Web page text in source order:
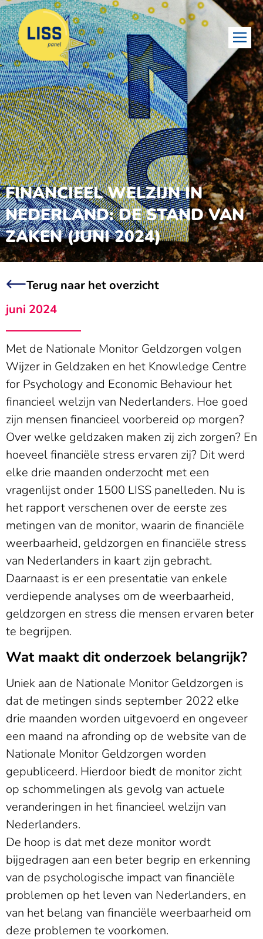
FINANCIEEL WELZIJN IN
NEDERLAND: DE STAND VAN
ZAKEN (JUNI 2024)
Terug naar het overzicht
juni 2024
Met de Nationale Monitor Geldzorgen volgen
Wijzer in Geldzaken en het Knowledge Centre
for Psychology and Economic Behaviour het
financieel welzijn van Nederlanders. Hoe goed
zijn mensen financieel voorbereid op morgen?
Over welke geldzaken maken zij zich zorgen? En
hoeveel financiële stress ervaren zij? Dit werd
elke drie maanden onderzocht met een
vragenlijst onder 1500 LISS panelleden. Nu is
het rapport verschenen over de eerste zes
metingen van de monitor, waarin de financiële
weerbaarheid, geldzorgen en financiële stress
van Nederlanders in kaart zijn gebracht.
Daarnaast is er een presentatie van enkele
verdiepende analyses om de weerbaarheid,
geldzorgen en stress die mensen ervaren beter
te begrijpen.
Wat maakt dit onderzoek belangrijk?
Uniek aan de Nationale Monitor Geldzorgen is
dat de metingen sinds september 2022 elke
drie maanden worden uitgevoerd en ongeveer
een maand na afronding op de website van de
Nationale Monitor Geldzorgen worden
gepubliceerd. Hierdoor biedt de monitor zicht
op schommelingen als gevolg van actuele
veranderingen in het financieel welzijn van
Nederlanders.
De hoop is dat met deze monitor wordt
bijgedragen aan een beter begrip en erkenning
van de psychologische impact van financiële
problemen op het leven van Nederlanders, en
van het belang van financiële weerbaarheid om
deze problemen te voorkomen.